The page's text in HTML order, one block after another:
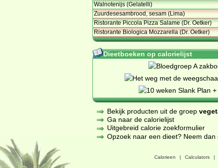
Walnotenijs (Gelatelli)
Zuurdesesambrood, sesam (Lima)
Ristorante Piccola Pizza Salame (Dr. Oetker)
Ristorante Biologica Mozzarella (Dr. Oetker)
Dieetboeken op calorielijst
Bekijk producten uit de groep
Ga naar de calorielijst
Uitgebreid calorie zoekformulier
Opzoek naar een dieet? Neem
Calorieen | Calculators |